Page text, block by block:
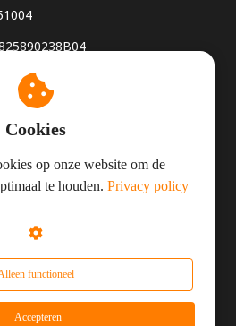
Cookies
op onze website om de
te houden. Privacy policy
functioneel
Accepteren